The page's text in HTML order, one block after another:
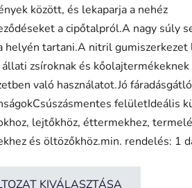
között, és lekaparja a nehéz
a cipőtalpról.A nagy súly
helyén tartani.A nitril gumiszerkezet
állati zsíroknak és
való használatot.Jó fáradásgátló
felületIdeális
lejtőkhöz, éttermekhez,
és öltözőkhöz.min. rendelés: 1
KIVÁLASZTÁSA